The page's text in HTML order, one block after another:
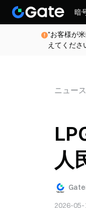
暗
"お客様が
えてくださ
ニュース
人
2026-05-